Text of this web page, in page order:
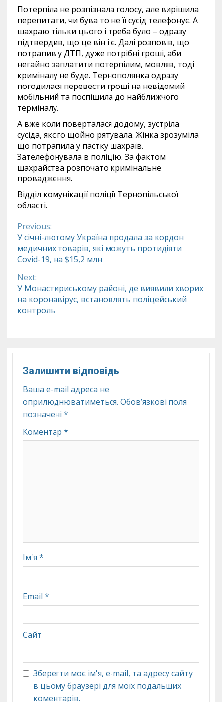
Потерпіла не розпізнала голосу, але вирішила
перепитати, чи бува то не її сусід телефонує. А
шахраю тільки цього і треба було – одразу
підтвердив, що це він і є. Далі розповів, що
потрапив у ДТП, дуже потрібні гроші, аби
негайно заплатити потерпілим, мовляв, тоді
криміналу не буде. Тернополянка одразу
погодилася перевести гроші на невідомий
мобільний та поспішила до найближчого
терміналу.
А вже коли поверталася додому, зустріла
сусіда, якого щойно рятувала. Жінка зрозуміла
що потрапила у пастку шахраїв.
Зателефонувала в поліцію. За фактом
шахрайства розпочато кримінальне
провадження.
Відділ комунікації поліції Тернопільської
області.
Continue
Reading
Previous:
У січні-лютому Україна продала за кордон
медичних товарів, які можуть протидіяти
Covid-19, на $15,2 млн
Next:
У Монастириському районі, де виявили хворих
на коронавірус, встановлять поліцейський
контроль
Залишити відповідь
Ваша e-mail адреса не
оприлюднюватиметься. Обов’язкові поля
позначені *
Коментар *
Ім'я *
Email *
Сайт
Зберегти моє ім'я, e-mail, та адресу сайту
в цьому браузері для моїх подальших
коментарів.